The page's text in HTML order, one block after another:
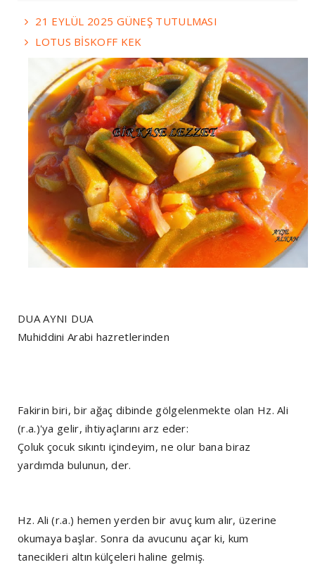
21 EYLÜL 2025 GÜNEŞ TUTULMASI
LOTUS BİSKOFF KEK
DUA AYNI DUA
Muhiddini Arabi hazretlerinden
Fakirin biri, bir ağaç dibinde gölgelenmekte olan Hz. Ali
(r.a.)'ya gelir, ihtiyaçlarını arz eder:
Çoluk çocuk sıkıntı içindeyim, ne olur bana biraz
yardımda bulunun, der.
Hz. Ali (r.a.) hemen yerden bir avuç kum alır, üzerine
okumaya başlar. Sonra da avucunu açar ki, kum
tanecikleri altın külçeleri haline gelmiş.